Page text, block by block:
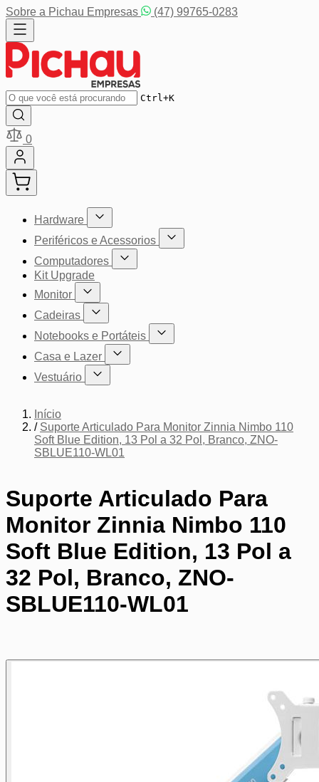
Pular para o conteúdo
Sobre a Pichau Empresas (47) 99765-0283
Buscar
Ctrl+K
0
Hardware
Mostrar submenu para a categoria Hardware
Periféricos e Acessorios
Mostrar submenu para a categoria
Computadores
Mostrar submenu para a categoria
Kit Upgrade
Monitor
Mostrar submenu para a categoria Monitor
Cadeiras
Mostrar submenu para a categoria Cadeiras
Notebooks e Portáteis
Mostrar submenu para a categoria
Casa e Lazer
Mostrar submenu para a categoria Casa e Lazer
Vestuário
Mostrar submenu para a categoria Vestuário
Início
/ Suporte Articulado Para Monitor Zinnia Nimbo 110
Soft Blue Edition, 13 Pol a 32 Pol, Branco, ZNO-
SBLUE110-WL01
Suporte Articulado Para
Monitor Zinnia Nimbo 110
Soft Blue Edition, 13 Pol a
32 Pol, Branco, ZNO-
SBLUE110-WL01